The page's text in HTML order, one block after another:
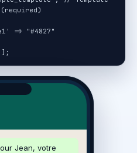
(required)
=> "#4827"
];
Jean, votre